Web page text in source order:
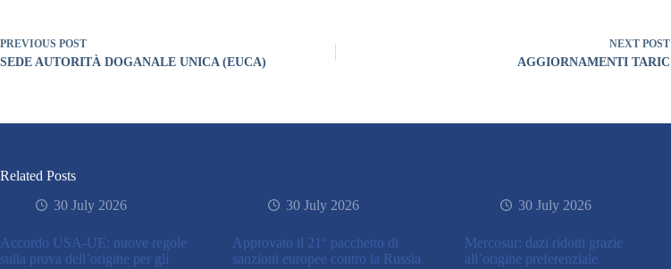
PREVIOUS POST
SEDE AUTORITÀ DOGANALE UNICA (EUCA)
NEXT POST
AGGIORNAMENTI TARIC
Related Posts
30 July 2026
Accordo USA-UE: nuove regole
sulla prova dell’origine per gli
30 July 2026
Approvato il 21° pacchetto di
sanzioni europee contro la Russia
30 July 2026
Mercosur: dazi ridotti grazie
all’origine preferenziale